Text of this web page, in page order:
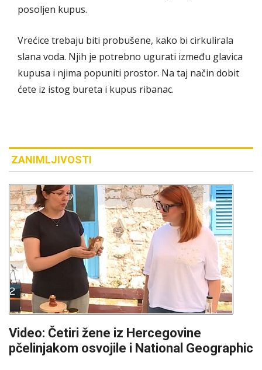
posoljen kupus.
Vrećice trebaju biti probušene, kako bi cirkulirala
slana voda. Njih je potrebno ugurati između glavica
kupusa i njima popuniti prostor. Na taj način dobit
ćete iz istog bureta i kupus ribanac.
ZANIMLJIVOSTI
Video: Četiri žene iz Hercegovine
pčelinjakom osvojile i National Geographic